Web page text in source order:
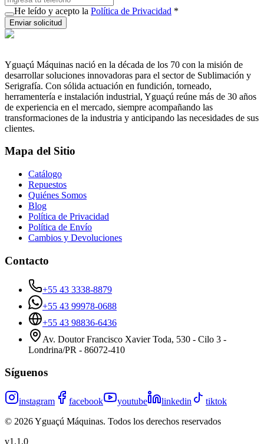
He leído y acepto la Política de Privacidad *
Enviar solicitud
Yguaçú Máquinas nació en la década de los 70 con la misión de
desarrollar soluciones innovadoras para el sector de Sublimación y
Serigrafía. Con sólida actuación en fundición, torneado,
herramentería e instalación industrial, Yguaçú reúne más de 30 años
de experiencia en el mercado, siempre acompañando las
transformaciones de la industria y anticipando las necesidades de sus
clientes.
Mapa del Sitio
Catálogo
Repuestos
Quiénes Somos
Blog
Política de Privacidad
Política de Envío
Cambios y Devoluciones
Contacto
+55 43 3338-8879
+55 43 99978-0688
+55 43 98836-6436
Av. Doutor Francisco Xavier Toda, 530 - Cilo 3 -
Londrina/PR - 86072-410
Síguenos
instagram facebook youtube linkedin
tiktok
© 2026Yguaçú Máquinas. Todos los derechos reservados
v1.1.0